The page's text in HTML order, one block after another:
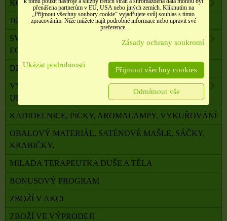
KOMPONENTY K VÝROBĚ SVÍČEK, ŠPERKŮ
100 % PŘÍRODNÍ ESENCIÁLNÍ OLEJE SALOOS
SVÍČKY Z PALMOVÉHO A SÓJOVÉHO VOSKU
ECO
DRAHÉ A LÉČIVÉ KAMENY
VYKUŘOVADLA, VONNÉ TYČINKY A ŠIŠKY,
UHLÍKY
KADIDELNICE, PÍCKY, AROMALAMPY, VYKUŘOVÁNÍ
OBALOVÝ MATERIÁL, SATÉNOVÉ MAŠLE, SÁČKY,
KRABIČKY,
MILADA TERAPEUTKA DUŠE A TĚLA
BONUSOVÝ PROGRAM
ZBOŽÍ V AKCI
ZBOŽÍ VE VÝPRODEJI
přenášena partnerům v EU, USA nebo jiných zemích. Kliknutím na
„Přijmout všechny soubory cookie“ vyjadřujete svůj souhlas s tímto
zpracováním. Níže můžete najít podrobné informace nebo upravit své
preference.
Zásady ochrany soukromí
Ukázat podrobnosti
Přijmout všechny cookies
Odmítnout vše